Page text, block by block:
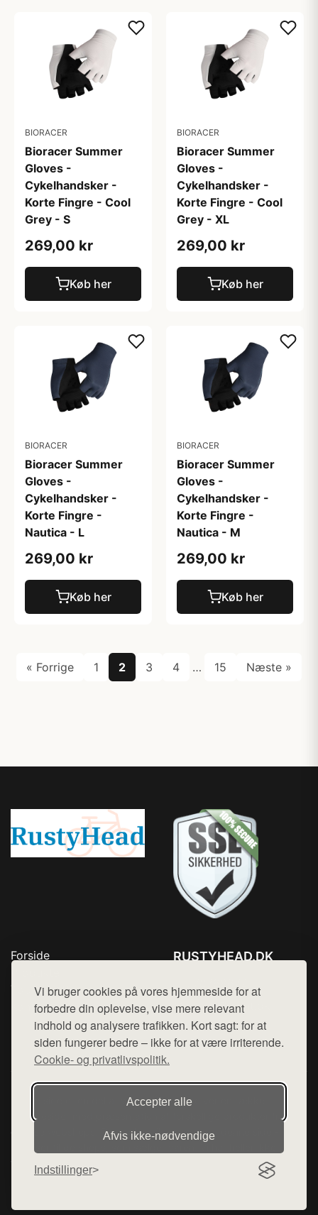
Vi bruger cookies på vores hjemmeside for at
forbedre din oplevelse, vise mere relevant
indhold og analysere trafikken. Kort sagt: for at
siden fungerer bedre – ikke for at være irriterende.
Cookie- og privatlivspolitik.
Accepter alle
Afvis ikke‑nødvendige
Indstillinger
BIORACER
Bioracer Summer
Gloves -
Cykelhandsker -
Korte Fingre - Cool
Grey - S
269,00 kr
Køb her
BIORACER
Bioracer Summer
Gloves -
Cykelhandsker -
Korte Fingre - Cool
Grey - XL
269,00 kr
Køb her
BIORACER
Bioracer Summer
Gloves -
Cykelhandsker -
Korte Fingre -
Nautica - L
269,00 kr
Køb her
BIORACER
Bioracer Summer
Gloves -
Cykelhandsker -
Korte Fingre -
Nautica - M
269,00 kr
Køb her
« Forrige 1 2 3 4 … 15 Næste »
Forside
Top Rabatter
Kontakt
RUSTYHEAD.DK
Mail: hej@want.dk
Cookie- og privatlivspolitik
Denne side er en del af want.dk, der udgiver en række
hjemmesider med præsentation af forskellige produkter fra
diverse webshops. Der sælges ikke varer fra denne side - vi
henviser til de shops, som sælger varen. Vi har heller ikke
varerne på lager.